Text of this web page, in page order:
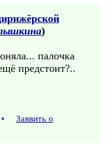
)
палочка
предстоит?..
•
Заявить о